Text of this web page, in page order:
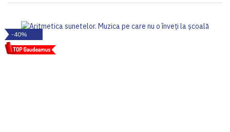
-40%